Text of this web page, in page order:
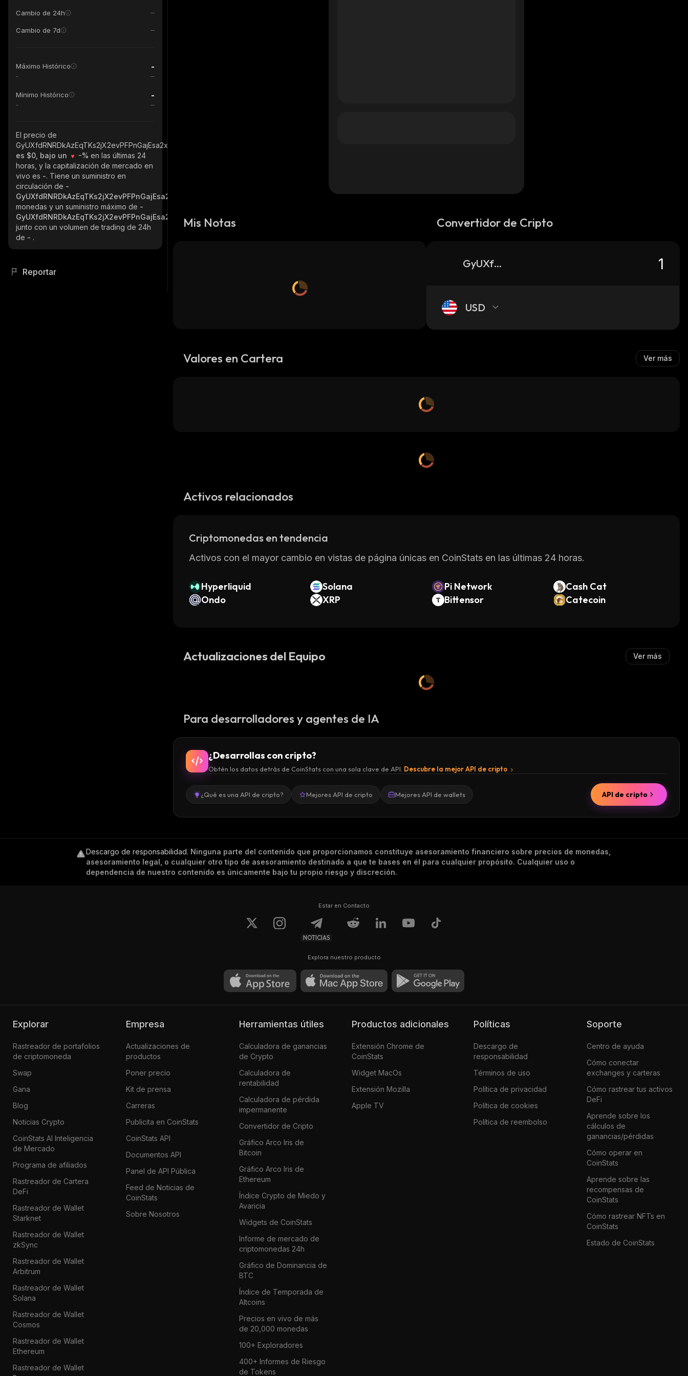
Cambio de 24h
Cambio de 7d
Máximo Histórico -
-
Mínimo Histórico -
-
El precio de
GyUXfdRNRDkAzEqTKs2jX2evPFPnGajEsa2xMRdNyptZ_solana
es $0, bajo un
-% en las últimas 24
horas, y la capitalización de mercado en
vivo es -. Tiene un suministro en
circulación de -
GyUXfdRNRDkAzEqTKs2jX2evPFPnGajEsa2xMRdNyptZ_solana
monedas y un suministro máximo de -
GyUXfdRNRDkAzEqTKs2jX2evPFPnGajEsa2xMRdNyptZ_solana
junto con un volumen de trading de 24h
de - .
Reportar
Mis Notas Convertidor de Cripto
GyUXfdRNRDkAzEqTKs2jX2evPFPnGajEsa2xMRdNyptZ_solana
USD
Valores en Cartera Ver más
Activos relacionados
Criptomonedas en tendencia
Activos con el mayor cambio en vistas de página únicas en CoinStats en las últimas 24 horas.
Hyperliquid Solana Pi Network
Cash Cat
Ondo
XRP Bittensor Catecoin
Actualizaciones del Equipo Ver más
Para desarrolladores y agentes de IA
¿Desarrollas con cripto?
Obtén los datos detrás de CoinStats con una sola clave de API. Descubre la mejor API de cripto
¿Qué es una API de cripto? Mejores API de cripto Mejores API de wallets API de cripto
Descargo de responsabilidad. Ninguna parte del contenido que proporcionamos constituye asesoramiento financiero sobre precios de monedas,
asesoramiento legal, o cualquier otro tipo de asesoramiento destinado a que te bases en él para cualquier propósito. Cualquier uso o
dependencia de nuestro contenido es únicamente bajo tu propio riesgo y discreción.
Estar en Contacto
NOTICIAS
Explora nuestro producto
Explorar
Rastreador de portafolios
de criptomoneda
Swap
Gana
Blog
Noticias Crypto
CoinStats AI Inteligencia
de Mercado
Programa de afiliados
Rastreador de Cartera
DeFi
Rastreador de Wallet
Starknet
Rastreador de Wallet
zkSync
Rastreador de Wallet
Arbitrum
Rastreador de Wallet
Solana
Rastreador de Wallet
Cosmos
Rastreador de Wallet
Ethereum
Rastreador de Wallet
Empresa
Actualizaciones de
productos
Poner precio
Kit de prensa
Carreras
Publicita en CoinStats
CoinStats API
Documentos API
Panel de API Pública
Feed de Noticias de
CoinStats
Sobre Nosotros
Herramientas útiles
Calculadora de ganancias
de Crypto
Calculadora de
rentabilidad
Calculadora de pérdida
impermanente
Convertidor de Cripto
Gráfico Arco Iris de
Bitcoin
Gráfico Arco Iris de
Ethereum
Índice Crypto de Miedo y
Avaricia
Widgets de CoinStats
Informe de mercado de
criptomonedas 24h
Gráfico de Dominancia de
BTC
Índice de Temporada de
Altcoins
Precios en vivo de más
de 20,000 monedas
100+ Exploradores
400+ Informes de Riesgo
de Tokens
Productos adicionales
Extensión Chrome de
CoinStats
Widget MacOs
Extensión Mozilla
Apple TV
Políticas
Descargo de
responsabilidad
Términos de uso
Política de privacidad
Política de cookies
Política de reembolso
Soporte
Centro de ayuda
Cómo conectar
exchanges y carteras
Cómo rastrear tus activos
DeFi
Aprende sobre los
cálculos de
ganancias/pérdidas
Cómo operar en
CoinStats
Aprende sobre las
recompensas de
CoinStats
Cómo rastrear NFTs en
CoinStats
Estado de CoinStats